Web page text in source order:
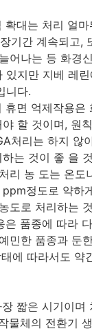
대는 처리 얼
기간 계속되고,
어나는 등 화경
있지만 지베 레
니다.
면 억제작용은
할 것이며, 원
처리는 하지 않
는 것이 좋 을
리 농 도는 온
정도로 약하
도로 처리하는
품종에 따라
민한 품종과 둔
에 따라서도 약
짧은 시기이며
물체의 전환기